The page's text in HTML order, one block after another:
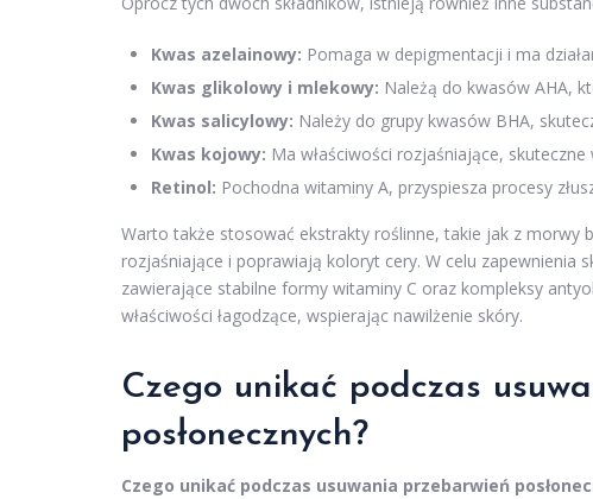
Kwas azelainowy: Pomaga w depigmentacji i ma
Kwas glikolowy i mlekowy: Należą do kwasów AHA,
Kwas salicylowy: Należy do grupy kwasów BHA,
Kwas kojowy: Ma właściwości rozjaśniające,
Retinol: Pochodna witaminy A, przyspiesza procesy
Warto także stosować ekstrakty roślinne, takie jak z morwy
rozjaśniające i poprawiają koloryt cery. W celu
zawierające stabilne formy witaminy C oraz kompleksy
właściwości łagodzące, wspierając nawilżenie skóry.
Czego unikać podczas
posłonecznych?
Czego unikać podczas usuwania przebarwień